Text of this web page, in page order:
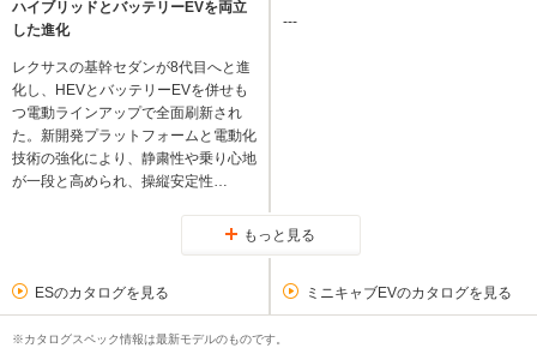
ハイブリッドとバッテリーEVを両立
した進化
レクサスの基幹セダンが8代目へと進
化し、HEVとバッテリーEVを併せも
つ電動ラインアップで全面刷新され
た。新開発プラットフォームと電動化
技術の強化により、静粛性や乗り心地
が一段と高められ、操縦安定性…
---
もっと見る
ESのカタログを見る ミニキャブEVのカタログを見る
※カタログスペック情報は最新モデルのものです。